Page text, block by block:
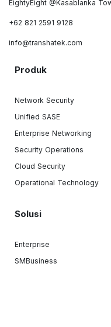
EightyEight @Kasablanka
+62 821 2591 9128
info@transhatek.com
Produk
Network Security
Unified SASE
Enterprise Networking
Security Operations
Cloud Security
Operational Technology
Solusi
Enterprise
SMBusiness